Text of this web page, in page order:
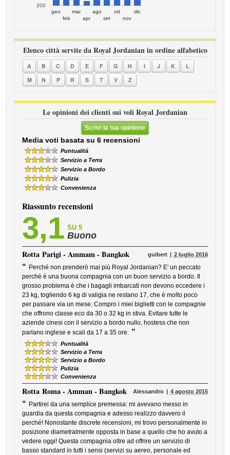
gen
feb
mar
apr
ago
set
ott
nov
dic
200
Elenco città servite da Royal Jordanian in ordine alfabetico
A B C D E F G H I J K
L
M
N P R S T V Z
Le opinioni dei clienti sui voli Royal Jordanian
Scrivi la tua opinione
Media voti basata su 6 recensioni
Puntualità
Servizio a Terra
Servizio a Bordo
Pulizia
Convenienza
Riassunto recensioni
3,1 SU 5
Buono
RottaParigi - Ammam - Bangkok guibert 2 luglio 2016
“ Perché non prenderò mai più Royal Jordanian? E' un peccato
perché è una buona compagnia con un buon servizio a bordo. Il
grosso problema è che i bagagli imbarcati non devono eccedere i
23 kg, togliendo 6 kg di valigia ne restano 17, che è molto poco
per passare via un mese. Compro i miei biglietti con le compagnie
che offrono classe eco da 30 o 32 kg in stiva. Evitare tutte le
aziende cinesi con il servizio a bordo nullo, hostess che non
parlano inglese e scali da 17 a 35 ore. ”
Puntualità
Servizio a Terra
Servizio a Bordo
Pulizia
Convenienza
RottaRoma - Amman - Bangkok Alessandro 4 agosto 2015
“ Partirei da una semplice premessa: mi avevano messo in
guardia da questa compagnia e adesso realizzo davvero il
perché! Nonostante discrete recensioni, mi trovo personalmente in
posizione diametralmente opposta in base a quello che ho avuto a
vedere oggi! Questa compagnia oltre ad offrire un servizio di
basso standard in tutti i sensi (servizi su aereo, personale ed